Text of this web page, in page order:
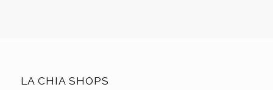
LA CHIA SHOPS